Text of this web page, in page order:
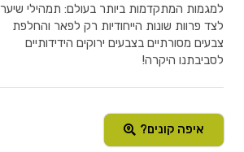
למגמות המתקדמות ביותר בעולם: תמהילי שיער
לצד פרוות שונות הייחודיות רק לפאר והחלפת
צבעים מסורתיים בצבעים ירוקים הידידותיים
לסביבתנו היקרה!
איפה קונים?